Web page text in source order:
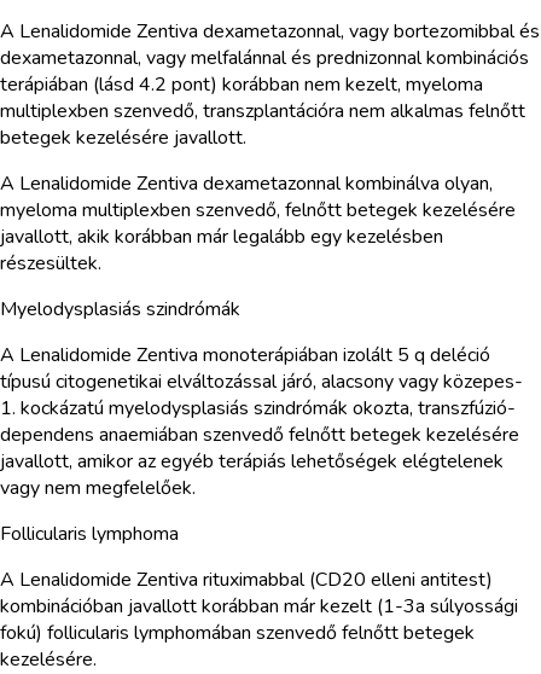
A Lenalidomide Zentiva dexametazonnal, vagy bortezomibbal és
dexametazonnal, vagy melfalánnal és prednizonnal kombinációs
terápiában (lásd 4.2 pont) korábban nem kezelt, myeloma
multiplexben szenvedő, transzplantációra nem alkalmas felnőtt
betegek kezelésére javallott.
A Lenalidomide Zentiva dexametazonnal kombinálva olyan,
myeloma multiplexben szenvedő, felnőtt betegek kezelésére
javallott, akik korábban már legalább egy kezelésben
részesültek.
Myelodysplasiás szindrómák
A Lenalidomide Zentiva monoterápiában izolált 5 q deléció
típusú citogenetikai elváltozással járó, alacsony vagy közepes-
1. kockázatú myelodysplasiás szindrómák okozta, transzfúzió-
dependens anaemiában szenvedő felnőtt betegek kezelésére
javallott, amikor az egyéb terápiás lehetőségek elégtelenek
vagy nem megfelelőek.
Follicularis lymphoma
A Lenalidomide Zentiva rituximabbal (CD20 elleni antitest)
kombinációban javallott korábban már kezelt (1-3a súlyossági
fokú) follicularis lymphomában szenvedő felnőtt betegek
kezelésére.